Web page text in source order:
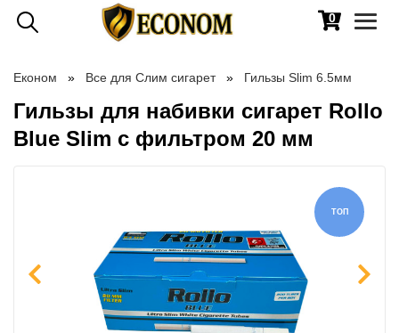
0
Toggle
Економ Все для Слим сигарет Гильзы Slim 6.5мм
Гильзы для набивки сигарет Rollo
Blue Slim с фильтром 20 мм
ТОП